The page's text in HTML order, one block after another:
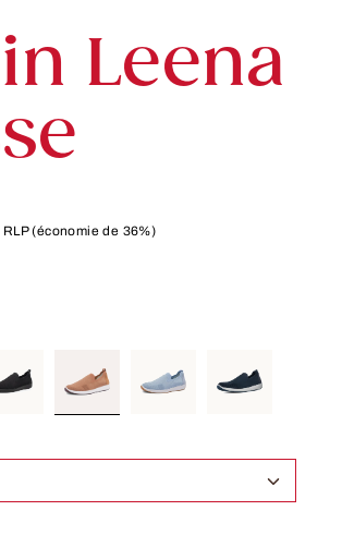
Leena
RLP(économie de 36%)